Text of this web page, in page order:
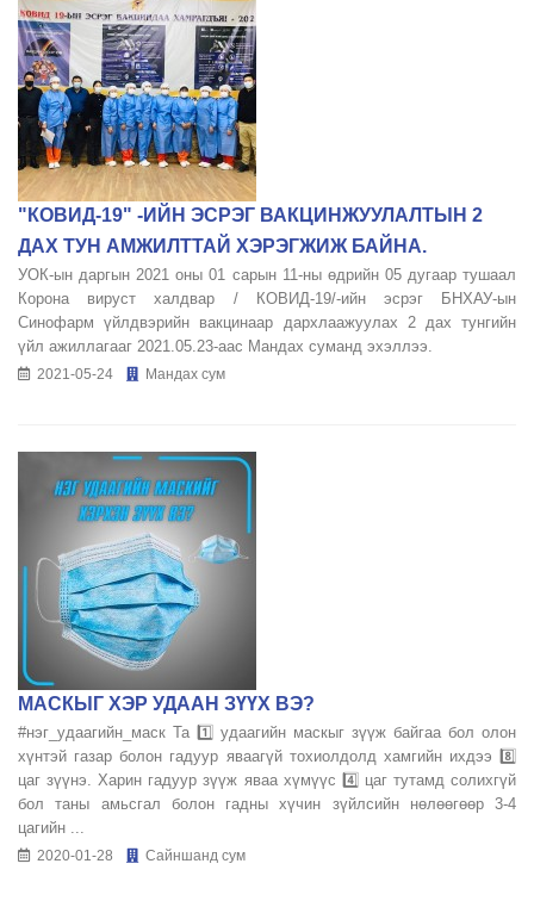
"КОВИД-19" -ИЙН ЭСРЭГ ВАКЦИНЖУУЛАЛТЫН 2
ДАХ ТУН АМЖИЛТТАЙ ХЭРЭГЖИЖ БАЙНА.
УОК-ын даргын 2021 оны 01 сарын 11-ны өдрийн 05 дугаар тушаал
Корона вируст халдвар / КОВИД-19/-ийн эсрэг БНХАУ-ын
Синофарм үйлдвэрийн вакцинаар дархлаажуулах 2 дах тунгийн
үйл ажиллагааг 2021.05.23-аас Мандах суманд эхэллээ.
2021-05-24 Мандах сум
МАСКЫГ ХЭР УДААН ЗҮҮХ ВЭ?
#нэг_удаагийн_маск Та 1️⃣ удаагийн маскыг зүүж байгаа бол олон
хүнтэй газар болон гадуур яваагүй тохиолдолд хамгийн ихдээ 8️⃣
цаг зүүнэ. Харин гадуур зүүж яваа хүмүүс 4️⃣ цаг тутамд солихгүй
бол таны амьсгал болон гадны хүчин зүйлсийн нөлөөгөөр 3-4
цагийн ...
2020-01-28 Сайншанд сум